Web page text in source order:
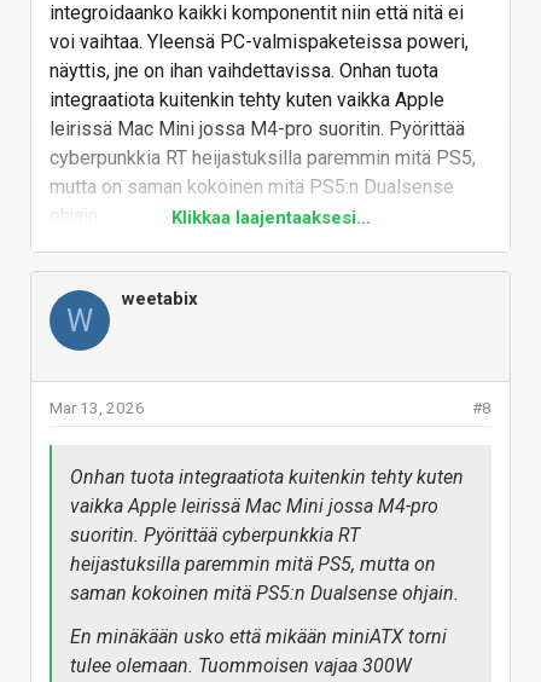
integroidaanko kaikki komponentit niin että nitä ei
voi vaihtaa. Yleensä PC-valmispaketeissa poweri,
näyttis, jne on ihan vaihdettavissa. Onhan tuota
integraatiota kuitenkin tehty kuten vaikka Apple
leirissä Mac Mini jossa M4-pro suoritin. Pyörittää
cyberpunkkia RT heijastuksilla paremmin mitä PS5,
mutta on saman kokoinen mitä PS5:n Dualsense
ohjain.
En minäkään usko että mikään miniATX torni tulee
olemaan. Tuommoisen vajaa 300W jäähdyttäminen
onnistuu reilu 3 litran kotelossa kuten esim
MacStudio tekee. Mitäs tuo nyt on arviolta noin
puolet pienempi mitä SeriesX.
Vastaa
Klikkaa laajentaaksesi...
W
weetabix
#8
Mar 13, 2026
Onhan tuota integraatiota kuitenkin tehty kuten
vaikka Apple leirissä Mac Mini jossa M4-pro
suoritin. Pyörittää cyberpunkkia RT
heijastuksilla paremmin mitä PS5, mutta on
saman kokoinen mitä PS5:n Dualsense ohjain.
En minäkään usko että mikään miniATX torni
tulee olemaan. Tuommoisen vajaa 300W